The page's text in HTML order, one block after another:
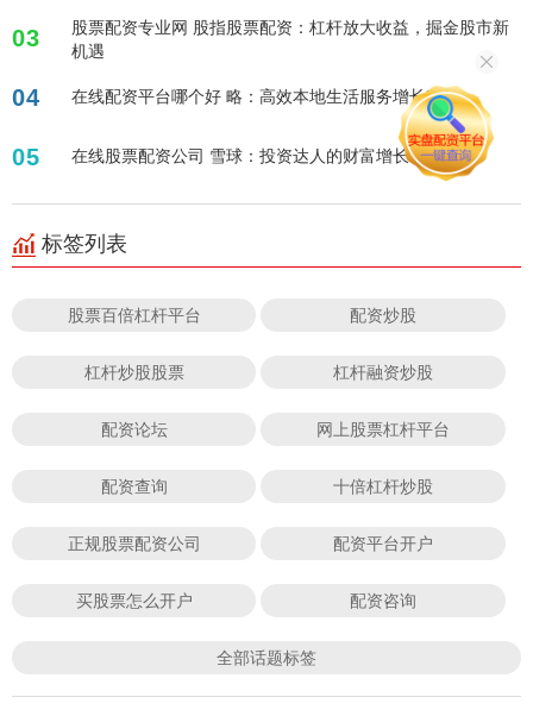
03
股票配资专业网 股指股票配资：杠杆放大收益，掘金股市新
机遇
04 在线配资平台哪个好 略：高效本地生活服务增长秘籍
05 在线股票配资公司 雪球：投资达人的财富增长秘籍
标签列表
股票百倍杠杆平台 配资炒股
杠杆炒股股票 杠杆融资炒股
配资论坛 网上股票杠杆平台
配资查询 十倍杠杆炒股
正规股票配资公司 配资平台开户
买股票怎么开户 配资咨询
全部话题标签